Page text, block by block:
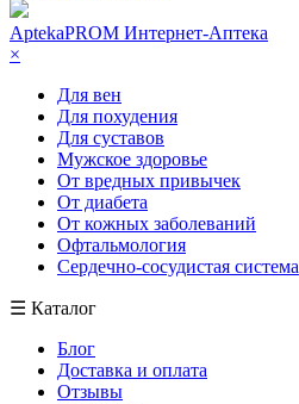
AptekaPROM Интернет-Аптека
×
Для вен
Для похудения
Для суставов
Мужское здоровье
От вредных привычек
От диабета
От кожных заболеваний
Офтальмология
Сердечно-сосудистая система
☰ Каталог
Блог
Доставка и оплата
Отзывы